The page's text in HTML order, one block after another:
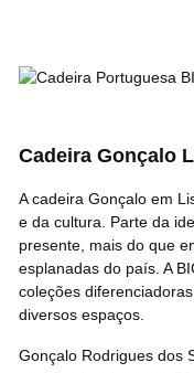
Cadeira Gonçalo
A cadeira Gonçalo em
e da cultura. Parte da
presente, mais do que
esplanadas do país. A
coleções
diversos espaços.
Gonçalo Rodrigues dos